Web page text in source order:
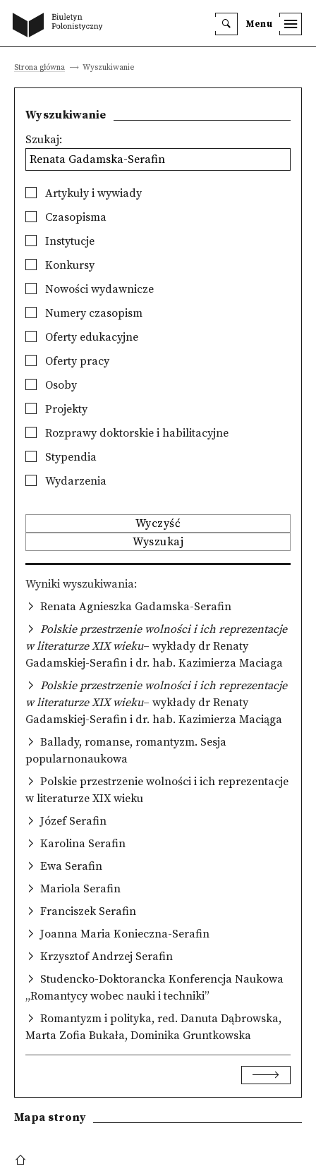
Menu
Strona główna Wyszukiwanie
Wyszukiwanie
Szukaj:
Artykuły i wywiady
Czasopisma
Instytucje
Konkursy
Nowości wydawnicze
Numery czasopism
Oferty edukacyjne
Oferty pracy
Osoby
Projekty
Rozprawy doktorskie i habilitacyjne
Stypendia
Wydarzenia
Wyczyść
Wyszukaj
Wyniki wyszukiwania
Renata Agnieszka Gadamska-Serafin
Polskie przestrzenie wolności i ich reprezentacje
w literaturze XIX wieku– wykłady dr Renaty
Gadamskiej-Serafin i dr. hab. Kazimierza Maciaga
Polskie przestrzenie wolności i ich reprezentacje
w literaturze XIX wieku– wykłady dr Renaty
Gadamskiej-Serafin i dr. hab. Kazimierza Maciąga
Ballady, romanse, romantyzm. Sesja
popularnonaukowa
Polskie przestrzenie wolności i ich reprezentacje
w literaturze XIX wieku
Józef Serafin
Karolina Serafin
Ewa Serafin
Mariola Serafin
Franciszek Serafin
Joanna Maria Konieczna-Serafin
Krzysztof Andrzej Serafin
Studencko-Doktorancka Konferencja Naukowa
„Romantycy wobec nauki i techniki”
Romantyzm i polityka, red. Danuta Dąbrowska,
Marta Zofia Bukała, Dominika Gruntkowska
Mapa strony